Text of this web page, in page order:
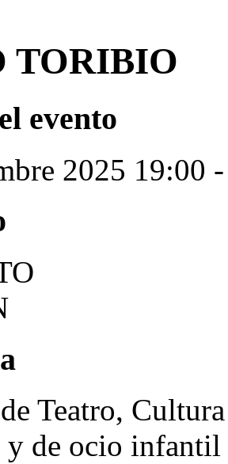
TORIBIO
evento
2025 19:00
Teatro,
y de ocio infantil